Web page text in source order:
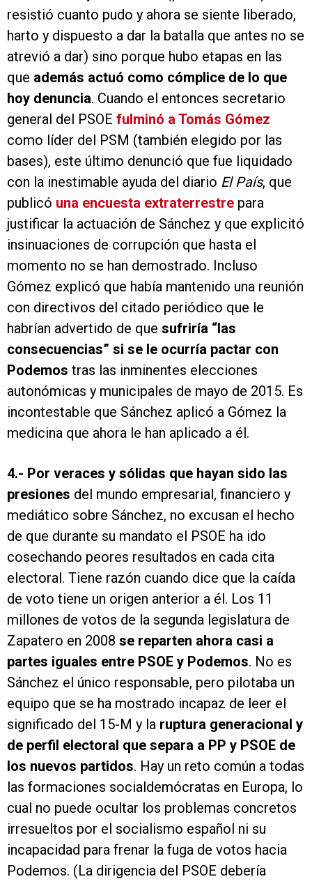
resistió cuanto pudo y ahora se siente liberado,
harto y dispuesto a dar la batalla que antes no se
atrevió a dar) sino porque hubo etapas en las
que además actuó como cómplice de lo que
hoy denuncia. Cuando el entonces secretario
general del PSOE fulminó a Tomás Gómez
como líder del PSM (también elegido por las
bases), este último denunció que fue liquidado
con la inestimable ayuda del diario El País, que
publicó una encuesta extraterrestre para
justificar la actuación de Sánchez y que explicitó
insinuaciones de corrupción que hasta el
momento no se han demostrado. Incluso
Gómez explicó que había mantenido una reunión
con directivos del citado periódico que le
habrían advertido de que sufriría “las
consecuencias” si se le ocurría pactar con
Podemos tras las inminentes elecciones
autonómicas y municipales de mayo de 2015. Es
incontestable que Sánchez aplicó a Gómez la
medicina que ahora le han aplicado a él.
4.- Por veraces y sólidas que hayan sido las
presiones del mundo empresarial, financiero y
mediático sobre Sánchez, no excusan el hecho
de que durante su mandato el PSOE ha ido
cosechando peores resultados en cada cita
electoral. Tiene razón cuando dice que la caída
de voto tiene un origen anterior a él. Los 11
millones de votos de la segunda legislatura de
Zapatero en 2008 se reparten ahora casi a
partes iguales entre PSOE y Podemos. No es
Sánchez el único responsable, pero pilotaba un
equipo que se ha mostrado incapaz de leer el
significado del 15-M y la ruptura generacional y
de perfil electoral que separa a PP y PSOE de
los nuevos partidos. Hay un reto común a todas
las formaciones socialdemócratas en Europa, lo
cual no puede ocultar los problemas concretos
irresueltos por el socialismo español ni su
incapacidad para frenar la fuga de votos hacia
Podemos. (La dirigencia del PSOE debería